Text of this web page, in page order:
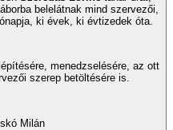
belelátnak mind szervezői,
ki évek, ki évtizedek óta.
menedzselésére, az ott
szerep betöltésére is.
Milán